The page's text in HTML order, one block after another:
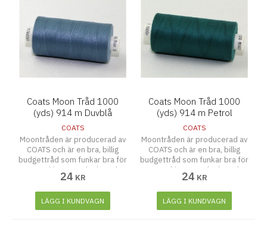
Coats Moon Tråd 1000
(yds) 914 m Duvblå
COATS
Moontråden är producerad av
COATS och är en bra, billig
budgettråd som funkar bra för
symaskiner, overlocks och
även att sy för hand.
24 KR
LÄGG I KUNDVAGN
Coats Moon Tråd 1000
(yds) 914 m Petrol
COATS
Moontråden är producerad av
COATS och är en bra, billig
budgettråd som funkar bra för
symaskiner, overlocks och
även att sy för hand.
24 KR
LÄGG I KUNDVAGN